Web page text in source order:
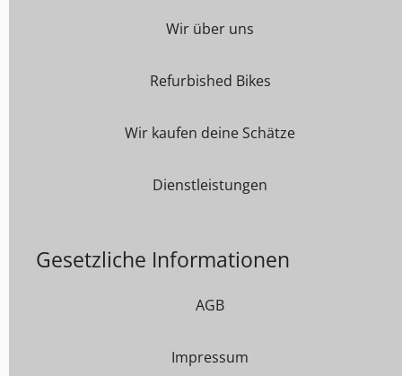
Wir über uns
Refurbished Bikes
Wir kaufen deine Schätze
Dienstleistungen
Gesetzliche Informationen
AGB
Impressum